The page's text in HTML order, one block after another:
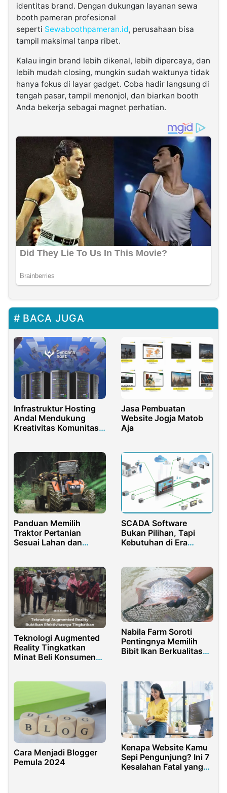
identitas brand. Dengan dukungan layanan sewa
booth pameran profesional
seperti Sewaboothpameran.id, perusahaan bisa
tampil maksimal tanpa ribet.
Kalau ingin brand lebih dikenal, lebih dipercaya, dan
lebih mudah closing, mungkin sudah waktunya tidak
hanya fokus di layar gadget. Coba hadir langsung di
tengah pasar, tampil menonjol, dan biarkan booth
Anda bekerja sebagai magnet perhatian.
BACA JUGA
Infrastruktur Hosting
Andal Mendukung
Kreativitas Komunitas
Jasa Pembuatan
Website Jogja Matob
Aja
Panduan Memilih
Traktor Pertanian
Sesuai Lahan dan
SCADA Software
Bukan Pilihan, Tapi
Kebutuhan di Era
Teknologi Augmented
Reality Tingkatkan
Minat Beli Konsumen
Nabila Farm Soroti
Pentingnya Memilih
Bibit Ikan Berkualitas
Cara Menjadi Blogger
Pemula 2024
Kenapa Website Kamu
Sepi Pengunjung? Ini 7
Kesalahan Fatal yang